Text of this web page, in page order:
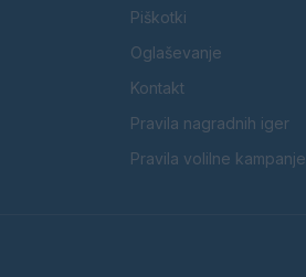
Piškotki
Oglaševanje
Kontakt
Pravila nagradnih iger
Pravila volilne kampanje